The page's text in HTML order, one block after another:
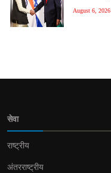
August 6, 2026
सेवा
राष्ट्रीय
अंतरराष्ट्रीय